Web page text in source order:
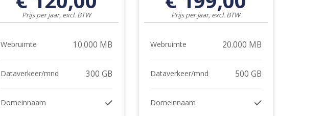
Prijs per jaar, excl. BTW
Webruimte 10.000 MB
Dataverkeer/mnd 300 GB
Domeinnaam
Prijs per jaar, excl. BTW
Webruimte 20.000 MB
Dataverkeer/mnd 500 GB
Domeinnaam